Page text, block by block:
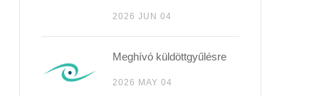
2026 JUN 04
Meghívó küldöttgyűlésre
2026 MAY 04